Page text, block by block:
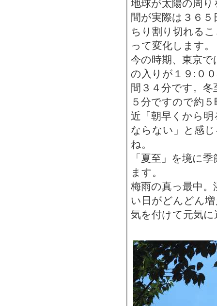
地球が太陽の周
間が実際は３６
ちり割り切れる
って変化します。
今の時期、東京で
の入りが１９:０
間３４分です。
５分ですので約
近「朝早くから
ならない」と感
ね。
「夏至」を境に
ます。
梅雨の真っ最中
い日がどんどん
気を付けて元気